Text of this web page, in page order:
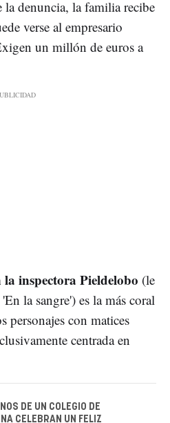
la denuncia, la familia recibe
verse al empresario
un millón de euros a
la inspectora Pieldelobo (le
la sangre') es la más coral
personajes con matices
centrada en
DE UN COLEGIO DE
CELEBRAN UN FELIZ